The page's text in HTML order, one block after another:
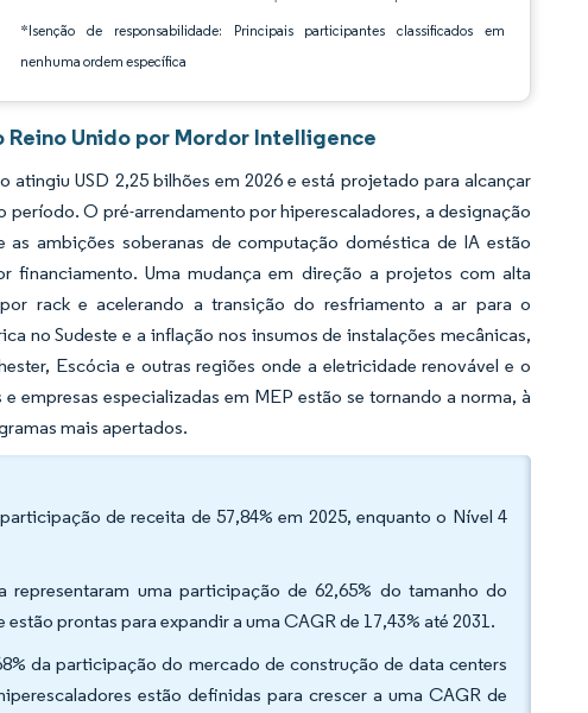
*Isenção de responsabilidade: Principais participantes classificados em
nenhuma ordem específica
Unido por Mordor Intelligence
USD 2,25 bilhões em 2026 e está projetado para alcançar
período. O pré-arrendamento por hiperescaladores, a designação
ambições soberanas de computação doméstica de IA estão
Uma mudança em direção a projetos com alta
rack e acelerando a transição do resfriamento a ar para o
no Sudeste e a inflação nos insumos de instalações mecânicas,
Escócia e outras regiões onde a eletricidade renovável e o
empresas especializadas em MEP estão se tornando a norma, à
mais apertados.
de receita de 57,84% em 2025, enquanto o Nível 4
uma participação de 62,65% do tamanho do
prontas para expandir a uma CAGR de 17,43% até 2031.
da participação do mercado de construção de data centers
estão definidas para crescer a uma CAGR de